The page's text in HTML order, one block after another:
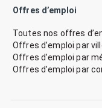
Offres d’emploi
Toutes nos offres
Offres d’emploi par
Offres d’emploi par
Offres d’emploi par